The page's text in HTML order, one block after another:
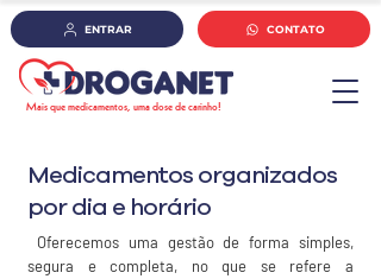
ENTRAR CONTATO
Mais que medicamentos, uma dose de carinho!
Medicamentos organizados
por dia e horário
Oferecemos uma gestão de forma simples,
segura e completa, no que se refere a